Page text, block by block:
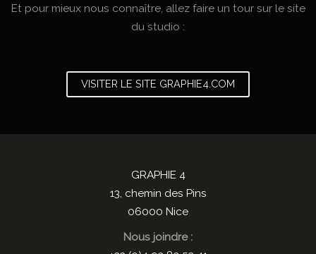
Et pour mieux nous connaître, allez faire un tour sur le site
du studio :
VISITER LE SITE GRAPHIE4.COM
GRAPHIE 4
13, chemin des Pins
06000 Nice
Nous joindre :